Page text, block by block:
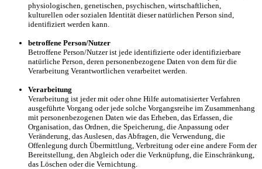
physiologischen, genetischen, psychischen, wirtschaftlichen,
kulturellen oder sozialen Identität dieser natürlichen Person sind,
identifiziert werden kann.
betroffene Person/Nutzer
Betroffene Person/Nutzer ist jede identifizierte oder identifizierbare
natürliche Person, deren personenbezogene Daten von dem für die
Verarbeitung Verantwortlichen verarbeitet werden.
Verarbeitung
Verarbeitung ist jeder mit oder ohne Hilfe automatisierter Verfahren
ausgeführte Vorgang oder jede solche Vorgangsreihe im Zusammenhang
mit personenbezogenen Daten wie das Erheben, das Erfassen, die
Organisation, das Ordnen, die Speicherung, die Anpassung oder
Veränderung, das Auslesen, das Abfragen, die Verwendung, die
Offenlegung durch Übermittlung, Verbreitung oder eine andere Form der
Bereitstellung, den Abgleich oder die Verknüpfung, die Einschränkung,
das Löschen oder die Vernichtung.